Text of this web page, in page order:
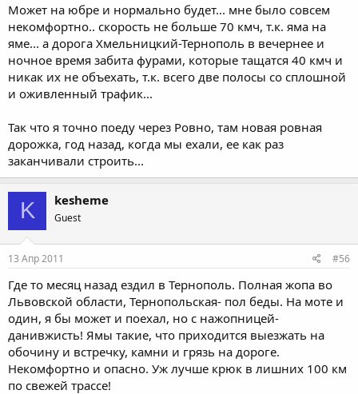
Может на юбре и нормально будет... мне было совсем
некомфортно.. скорость не больше 70 кмч, т.к. яма на
яме... а дорога Хмельницкий-Тернополь в вечернее и
ночное время забита фурами, которые тащатся 40 кмч и
никак их не объехать, т.к. всего две полосы со сплошной
и оживленный трафик...
Так что я точно поеду через Ровно, там новая ровная
дорожка, год назад, когда мы ехали, ее как раз
заканчивали строить...
K kesheme
Guest
13 Апр 2011 #56
Где то месяц назад ездил в Тернополь. Полная жопа во
Львовской области, Тернопольская- пол беды. На моте и
один, я бы может и поехал, но с нажопницей-
данивжисть! Ямы такие, что приходится выезжать на
обочину и встречку, камни и грязь на дороге.
Некомфортно и опасно. Уж лучше крюк в лишних 100 км
по свежей трассе!